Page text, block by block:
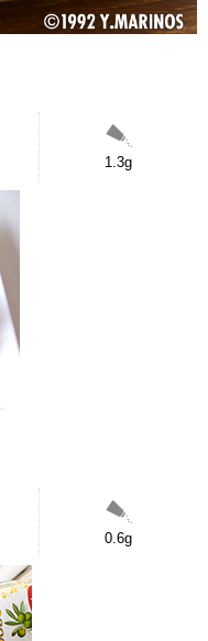
1.3g
0.6g